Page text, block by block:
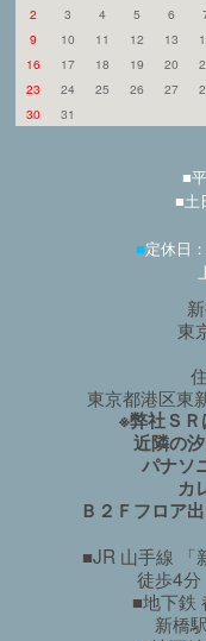
2
3 4 5 6
9
10 11 12 13
16
17 18 19 20
23
24 25 26 27
30
31
■
■土
■定休日
東
東京都港区東
※弊社Ｓ
近隣の
パナソ
カ
Ｂ２Ｆフロア
■JR 山手線 「
徒歩4分
■地下鉄
新橋